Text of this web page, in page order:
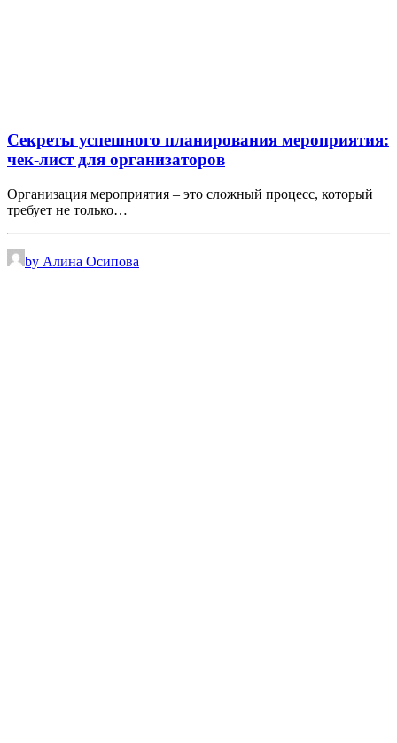
Секреты успешного планирования мероприятия:
чек-лист для организаторов
Организация мероприятия – это сложный процесс, который
требует не только…
by Алина Осипова